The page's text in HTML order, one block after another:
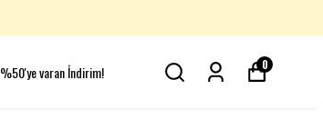
%50'ye varan İndirim! 0